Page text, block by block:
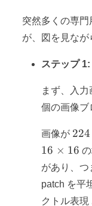
突然多くの専
が、図を見なが
ステップ
まず、入
個の画像ブ
画像が 224
224
16 × 16 の
があり、つ
patch を平
クトル表現